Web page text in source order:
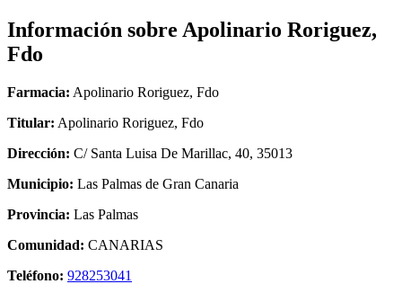
Información sobre Apolinario Roriguez,
Fdo
Farmacia: Apolinario Roriguez, Fdo
Titular: Apolinario Roriguez, Fdo
Dirección: C/ Santa Luisa De Marillac, 40, 35013
Municipio: Las Palmas de Gran Canaria
Provincia: Las Palmas
Comunidad: CANARIAS
Teléfono: 928253041